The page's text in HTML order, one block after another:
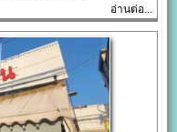
อ่านต่อ...